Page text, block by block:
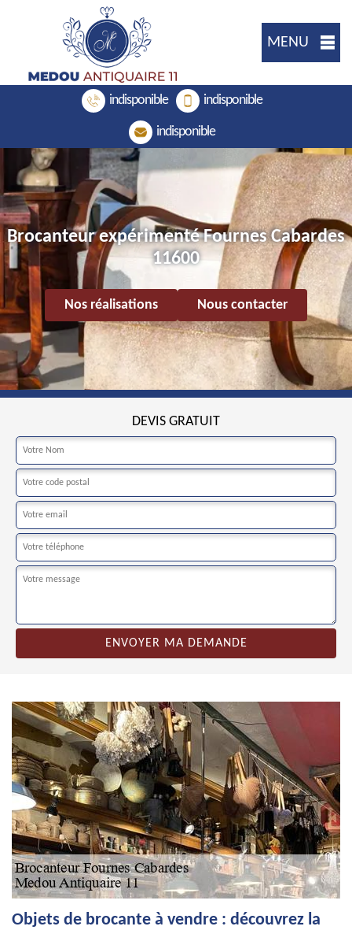
MENU
indisponible indisponible
indisponible
Brocanteur expérimenté Fournes Cabardes
11600
Nos réalisations Nous contacter
DEVIS GRATUIT
Objets de brocante à vendre : découvrez la